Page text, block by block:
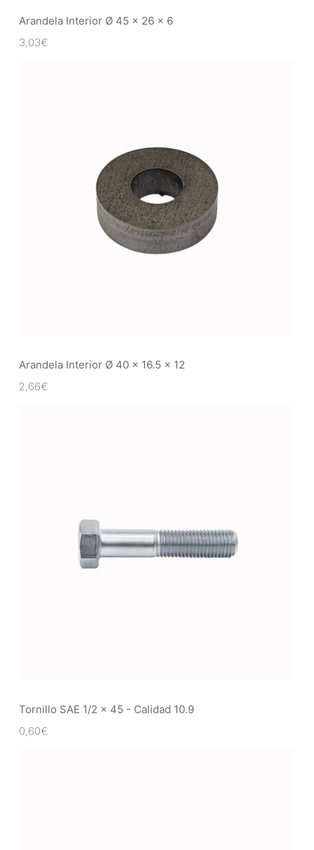
Arandela Interior Ø 45 x 26 x 6
3,03€
Arandela Interior Ø 40 x 16.5 x 12
2,66€
Tornillo SAE 1/2 x 45 - Calidad 10.9
0,60€